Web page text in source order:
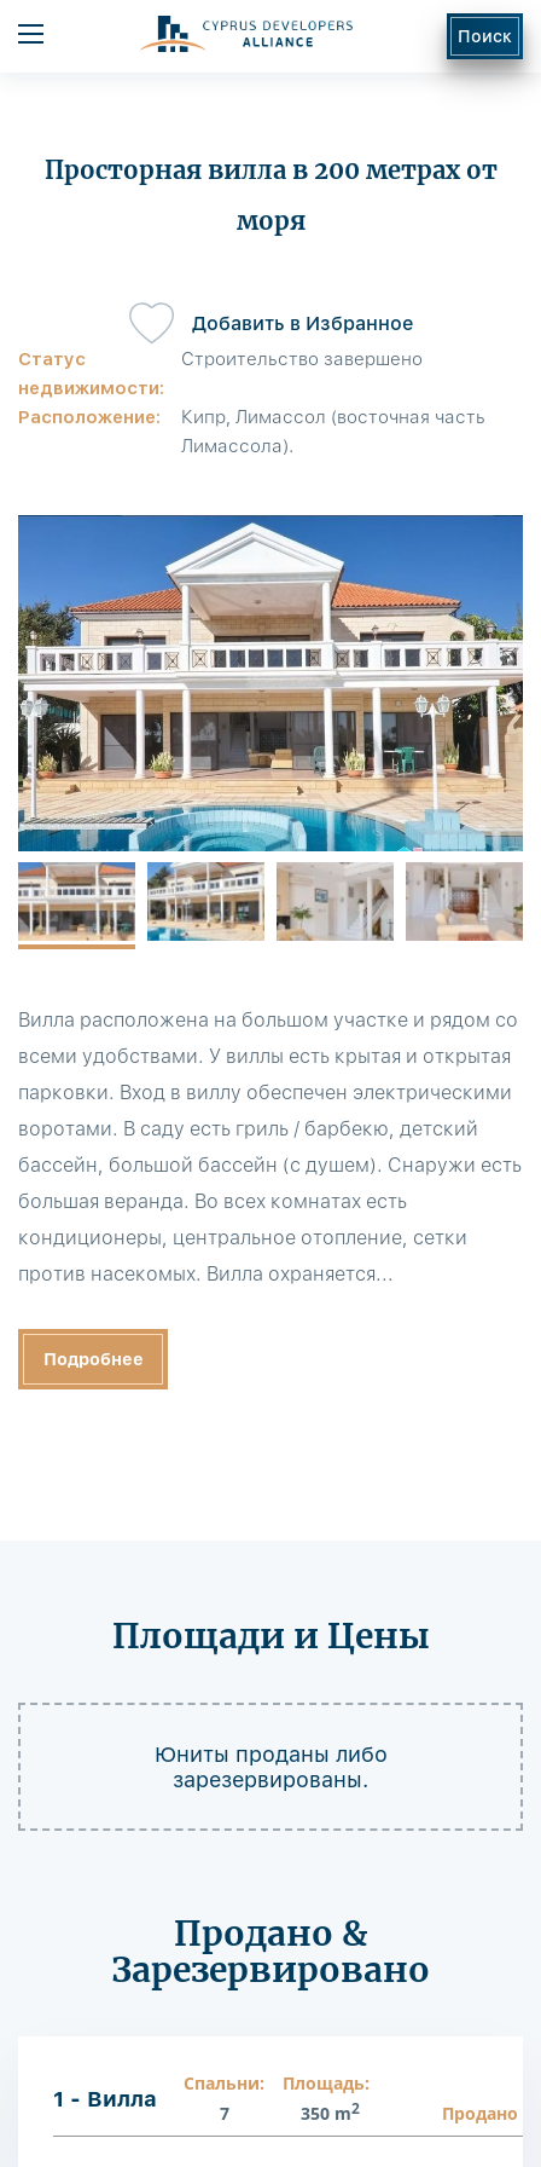
Поиск
Просторная вилла в 200 метрах от
моря
Статус
недвижимости:
Строительство завершено
Расположение:
Кипр, Лимассол (восточная часть
Лимассола).
Добавить в Избранное
Вилла расположена на большом участке и рядом со
всеми удобствами. У виллы есть крытая и открытая
парковки. Вход в виллу обеспечен электрическими
воротами. В саду есть гриль / барбекю, детский
бассейн, большой бассейн (с душем). Снаружи есть
большая веранда. Во всех комнатах есть
кондиционеры, центральное отопление, сетки
против насекомых. Вилла охраняется...
Подробнее
Площади и Цены
Юниты проданы либо
зарезервированы.
Продано &
Зарезервировано
1 - Вилла
Спальни:
7
Площадь:
350 m2 Продано